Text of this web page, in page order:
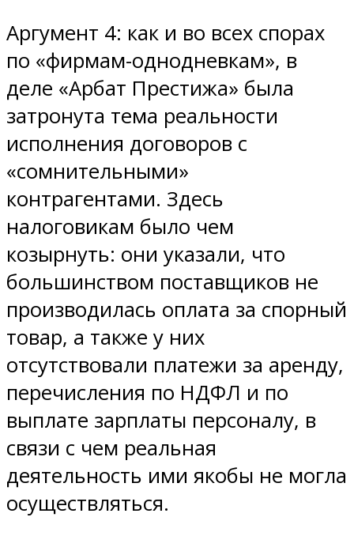
Аргумент 4: как и во всех спорах
по «фирмам-однодневкам», в
деле «Арбат Престижа» была
затронута тема реальности
исполнения договоров с
«сомнительными»
контрагентами. Здесь
налоговикам было чем
козырнуть: они указали, что
большинством поставщиков не
производилась оплата за спорный
товар, а также у них
отсутствовали платежи за аренду,
перечисления по НДФЛ и по
выплате зарплаты персоналу, в
связи с чем реальная
деятельность ими якобы не могла
осуществляться.